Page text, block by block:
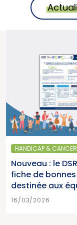
HANDICAP & CANCER
Nouveau : le
fiche de
destinée aux
16/03/2026